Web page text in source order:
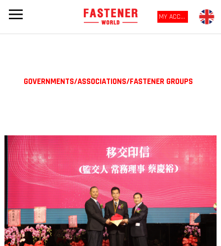
MY ACCOUNT
GOVERNMENTS/ASSOCIATIONS/FASTENER GROUPS